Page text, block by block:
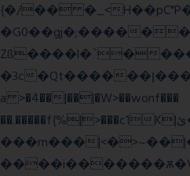
{�/�� �_<
�G0��gj�;����
Zß����l�`�
�3c�Qt������ן��������|{�c:�
a >�4��|��|�W>��wonf���
��.�����f{%|>���c1K|ئ��?�>����?
���m���